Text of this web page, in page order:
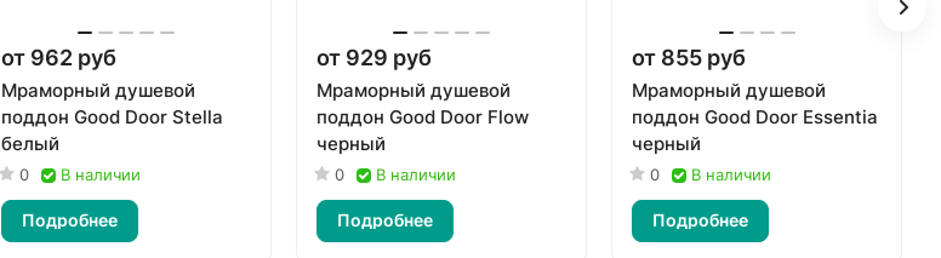
от 962 руб
Мраморный душевой
поддон Good Door Stella
белый
0 В наличии
Подробнее
от 929 руб
Мраморный душевой
поддон Good Door Flow
черный
0 В наличии
Подробнее
от 855 руб
Мраморный душевой
поддон Good Door Essentia
черный
0 В наличии
Подробнее